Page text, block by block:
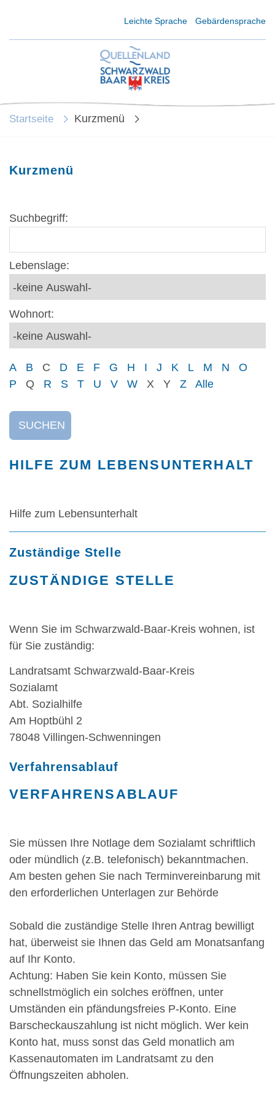
Leichte Sprache Gebärdensprache
Startseite Kurzmenü
Kurzmenü
Suchbegriff:
Lebenslage:
Wohnort:
A B C D E F G H I J K L M N
O
P
Q R S T U V W X Y Z Alle
SUCHEN
HILFE ZUM LEBENSUNTERHALT
Hilfe zum Lebensunterhalt
Zuständige Stelle
ZUSTÄNDIGE STELLE
Wenn Sie im Schwarzwald-Baar-Kreis wohnen, ist
für Sie zuständig:
Landratsamt Schwarzwald-Baar-Kreis
Sozialamt
Abt. Sozialhilfe
Am Hoptbühl 2
78048 Villingen-Schwenningen
Verfahrensablauf
VERFAHRENSABLAUF
Sie müssen Ihre Notlage dem Sozialamt schriftlich
oder mündlich (z.B. telefonisch) bekanntmachen.
Am besten gehen Sie nach Terminvereinbarung mit
den erforderlichen Unterlagen zur Behörde
Sobald die zuständige Stelle Ihren Antrag bewilligt
hat, überweist sie Ihnen das Geld am Monatsanfang
auf Ihr Konto.
Achtung: Haben Sie kein Konto, müssen Sie
schnellstmöglich ein solches eröffnen, unter
Umständen ein pfändungsfreies P-Konto. Eine
Barscheckauszahlung ist nicht möglich. Wer kein
Konto hat, muss sonst das Geld monatlich am
Kassenautomaten im Landratsamt zu den
Öffnungszeiten abholen.